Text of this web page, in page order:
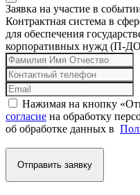
Заявка на участие в
Контрактная система в
для обеспечения
корпоративных нужд (П-
Нажимая на кнопку
согласие на обработку
об обработке данных в
Отправить заявку